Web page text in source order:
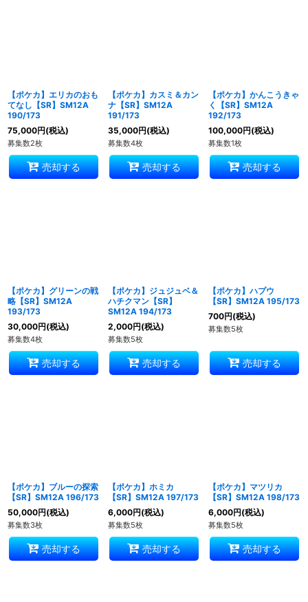
【ポケカ】エリカのおも
てなし【SR】SM12A
190/173
75,000円(税込)
募集数2枚
売却する
【ポケカ】カスミ＆カン
ナ【SR】SM12A
191/173
35,000円(税込)
募集数4枚
売却する
【ポケカ】かんこうきゃ
く【SR】SM12A
192/173
100,000円(税込)
募集数1枚
売却する
【ポケカ】グリーンの戦
略【SR】SM12A
193/173
30,000円(税込)
募集数4枚
売却する
【ポケカ】ジュジュベ＆
ハチクマン【SR】
SM12A 194/173
2,000円(税込)
募集数5枚
売却する
【ポケカ】ハプウ
【SR】SM12A 195/173
700円(税込)
募集数5枚
売却する
【ポケカ】ブルーの探索
【SR】SM12A 196/173
50,000円(税込)
募集数3枚
売却する
【ポケカ】ホミカ
【SR】SM12A 197/173
6,000円(税込)
募集数5枚
売却する
【ポケカ】マツリカ
【SR】SM12A 198/173
6,000円(税込)
募集数5枚
売却する